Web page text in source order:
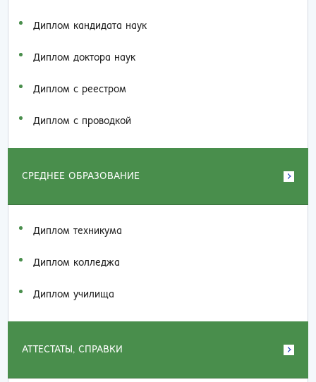
Диплом кандидата наук
Диплом доктора наук
Диплом с реестром
Диплом с проводкой
СРЕДНЕЕ ОБРАЗОВАНИЕ
Диплом техникума
Диплом колледжа
Диплом училища
АТТЕСТАТЫ, СПРАВКИ